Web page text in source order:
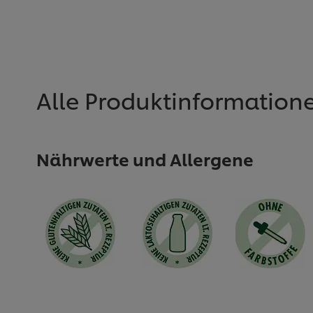
Alle
Nährwerte und Allergene